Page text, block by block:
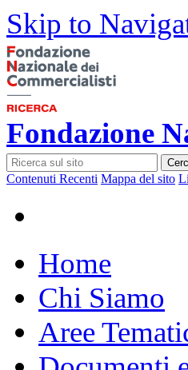
Skip to
Fondazione
Contenuti Recenti Mappa del sito
Home
Chi Siamo
Aree